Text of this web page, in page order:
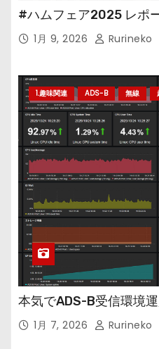
#ハムフェア2025 レポ
1月 9, 2026 Rurineko
1.趣味関連 ADS-B 無線
本気でADS-B受信環境
1月 7, 2026 Rurineko